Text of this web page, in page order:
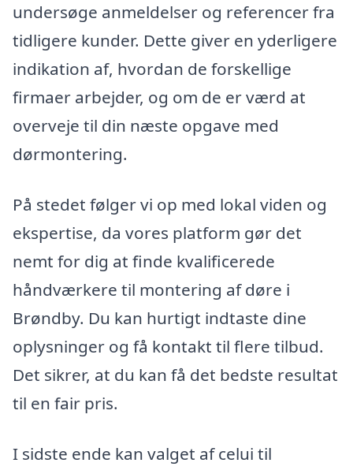
undersøge anmeldelser og referencer fra
tidligere kunder. Dette giver en yderligere
indikation af, hvordan de forskellige
firmaer arbejder, og om de er værd at
overveje til din næste opgave med
dørmontering.
På stedet følger vi op med lokal viden og
ekspertise, da vores platform gør det
nemt for dig at finde kvalificerede
håndværkere til montering af døre i
Brøndby. Du kan hurtigt indtaste dine
oplysninger og få kontakt til flere tilbud.
Det sikrer, at du kan få det bedste resultat
til en fair pris.
I sidste ende kan valget af celui til